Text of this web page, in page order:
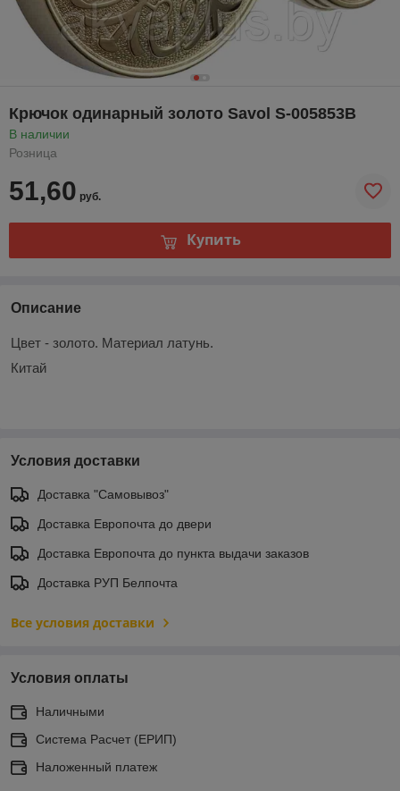
Крючок одинарный золото Savol S-005853B
В наличии
Розница
51,60 руб.
Купить
Описание
Цвет - золото. Материал латунь.
Китай
Условия доставки
Доставка "Самовывоз"
Доставка Европочта до двери
Доставка Европочта до пункта выдачи заказов
Доставка РУП Белпочта
Все условия доставки
Условия оплаты
Наличными
Система Расчет (ЕРИП)
Наложенный платеж